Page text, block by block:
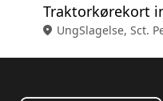
Traktorkørekort
location_on UngSlagelse, Sct.